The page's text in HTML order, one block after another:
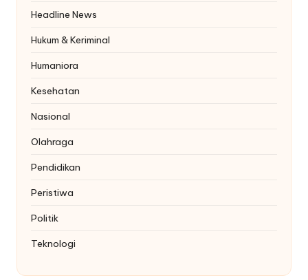
Headline News
Hukum & Keriminal
Humaniora
Kesehatan
Nasional
Olahraga
Pendidikan
Peristiwa
Politik
Teknologi